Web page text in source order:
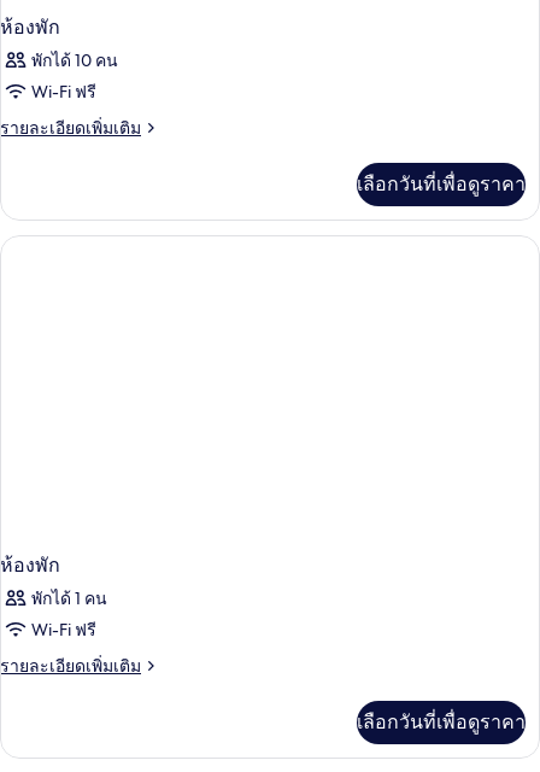
ห้องพัก
พักได้ 10 คน
Wi-Fi ฟรี
รายละเอียดเพิ่มเติม
ราย
เกี่ยว
กับ
ห้อง
เลือกวันที่เพื่อดูราคา
ห้องพัก
พักได้ 1 คน
Wi-Fi ฟรี
รายละเอียดเพิ่มเติม
ราย
เกี่ยว
เลือกวันที่เพื่อดูราคา